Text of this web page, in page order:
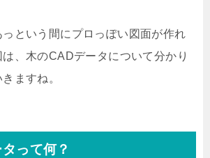
という間にプロっぽい図面が作れ
、木のCADデータについて分かり
ますね。
って何？